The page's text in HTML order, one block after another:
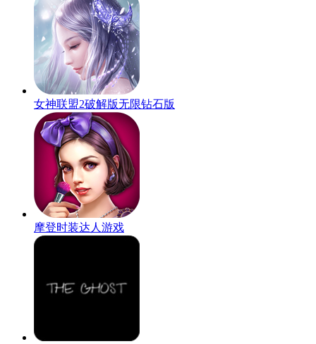
女神联盟2破解版无限钻石版
摩登时装达人游戏